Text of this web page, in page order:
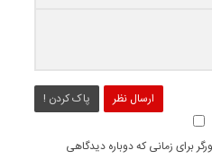
ارسال نظر پاک کردن !
برای زمانی که دوباره دیدگاهی